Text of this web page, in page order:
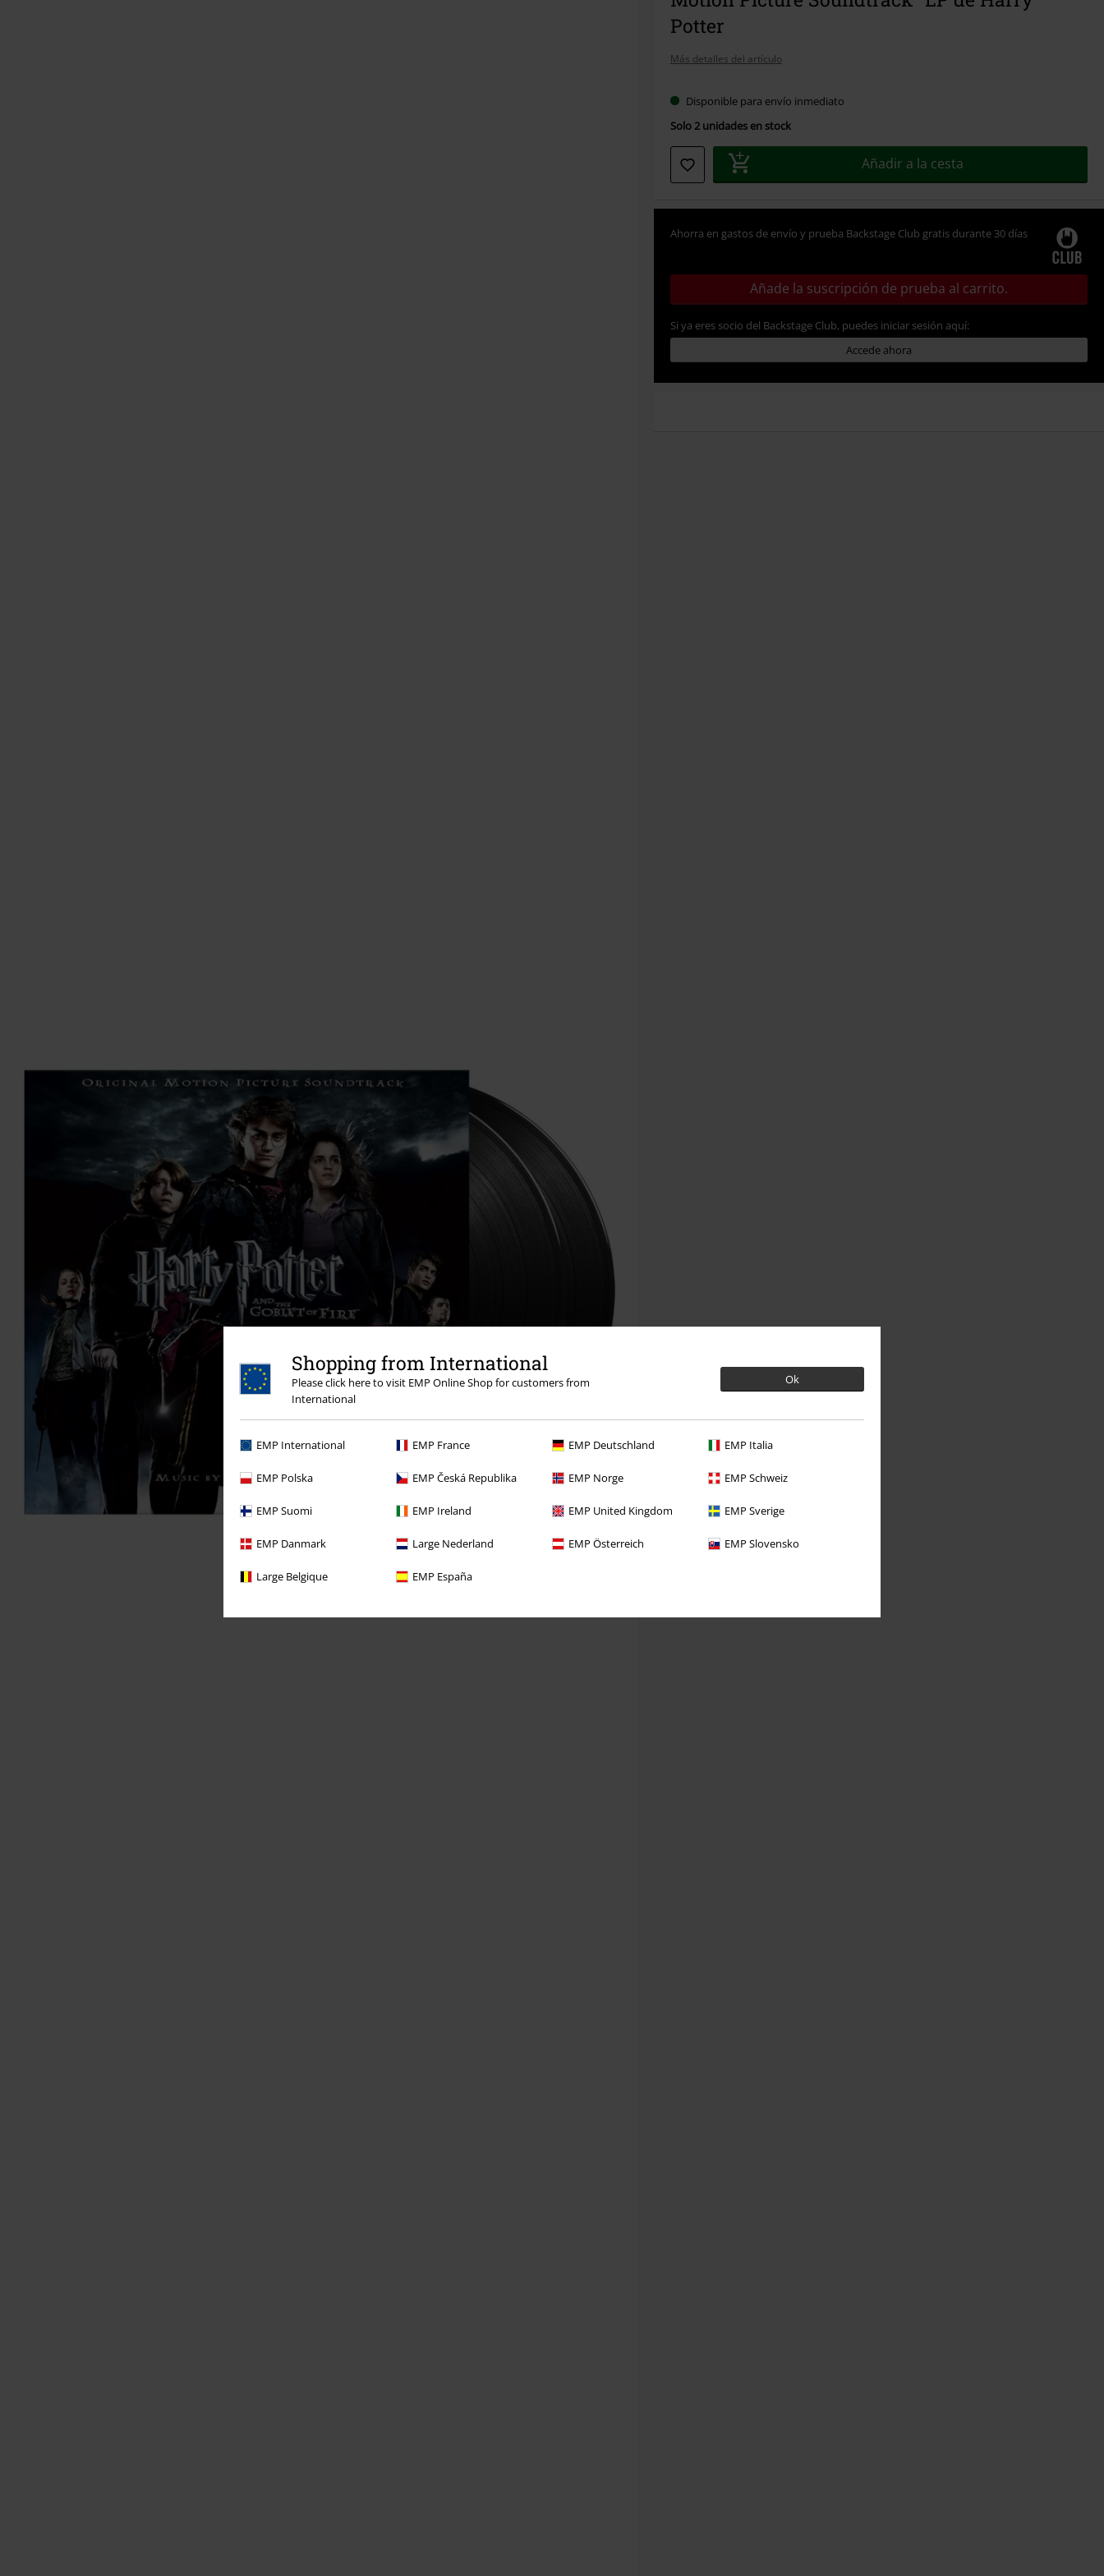
Shopping from International
Please click here to visit EMP Online Shop for customers from
International
Ok
EMP International EMP France EMP Deutschland EMP Italia
EMP Polska EMP Česká Republika EMP Norge EMP Schweiz
EMP Suomi EMP Ireland EMP United Kingdom EMP Sverige
EMP Danmark Large Nederland EMP Österreich EMP Slovensko
Large Belgique EMP España
Potter
Más detalles del artículo
Disponible para envío inmediato
Solo 2 unidades en stock
Añadir a la cesta
Ahorra en gastos de envío y prueba Backstage Club gratis durante 30 días
Añade la suscripción de prueba al carrito.
Si ya eres socio del Backstage Club, puedes iniciar sesión aquí:
Accede ahora